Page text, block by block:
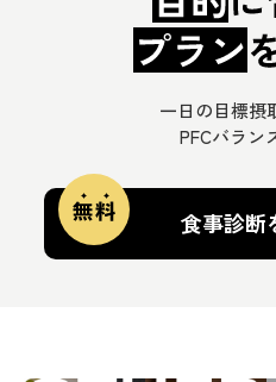
一日の目標摂
PFCバラン
食事診断